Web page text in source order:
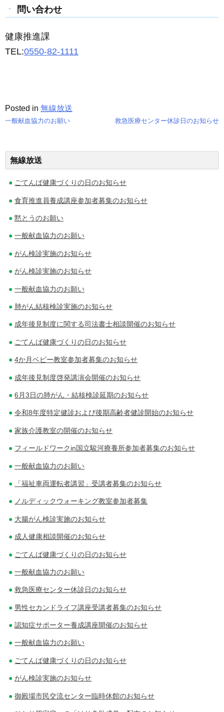
問い合わせ
健康推進課
TEL:0550-82-1111
Posted in 無線放送
稿
ナ
一般献血協力のお願い 救急医療センター休診日のお知らせ
無線放送
ごてんば健康づくりの日のお知らせ
食育推進員養成講座参加者募集のお知らせ
黙とうのお願い
一般献血協力のお願い
がん検診実施のお知らせ
がん検診実施のお知らせ
一般献血協力のお願い
肺がん結核検診実施のお知らせ
成年後見制度に関する司法書士相談開催のお知らせ
ごてんば健康づくりの日のお知らせ
4か月ベビー教室参加者募集のお知らせ
成年後見制度啓発講演会開催のお知らせ
6月3日の肺がん・結核検診延期のお知らせ
令和8年度特定健診および後期高齢者健診開始のお知らせ
家族介護教室の開催のお知らせ
フィールドワークin国立駿河療養所参加者募集のお知らせ
一般献血協力のお願い
「福祉車両運転者講習」受講者募集のお知らせ
ノルディックウォーキング教室参加者募集
大腸がん検診実施のお知らせ
成人健康相談開催のお知らせ
ごてんば健康づくりの日のお知らせ
一般献血協力のお願い
救急医療センター休診日のお知らせ
男性セカンドライフ講座受講者募集のお知らせ
認知症サポーター養成講座開催のお知らせ
一般献血協力のお願い
ごてんば健康づくりの日のお知らせ
がん検診実施のお知らせ
御殿場市民交流センター臨時休館のお知らせ